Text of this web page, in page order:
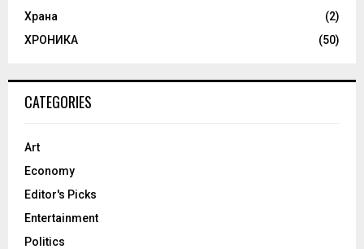
Храна
(2)
ХРОНИКА
(50)
CATEGORIES
Art
Economy
Editor's Picks
Entertainment
Politics